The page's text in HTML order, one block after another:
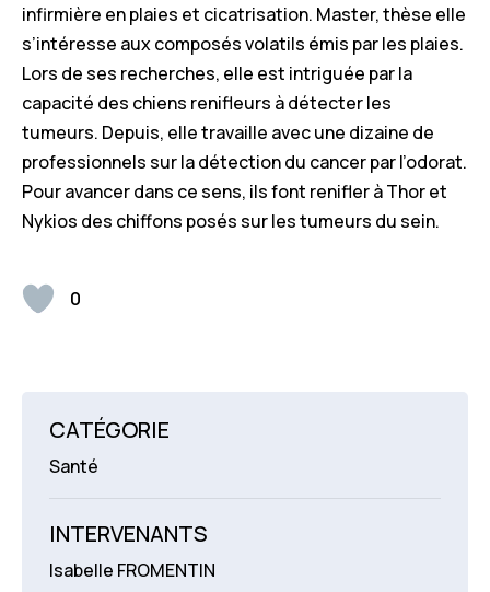
infirmière en plaies et cicatrisation. Master, thèse elle
s’intéresse aux composés volatils émis par les plaies.
Lors de ses recherches, elle est intriguée par la
capacité des chiens renifleurs à détecter les
tumeurs. Depuis, elle travaille avec une dizaine de
professionnels sur la détection du cancer par l’odorat.
Pour avancer dans ce sens, ils font renifler à Thor et
Nykios des chiffons posés sur les tumeurs du sein.
0
CATÉGORIE
Santé
INTERVENANTS
Isabelle FROMENTIN